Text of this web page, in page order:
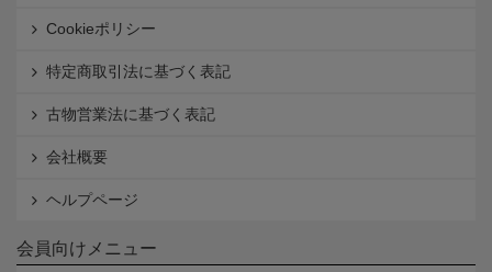
Cookieポリシー
特定商取引法に基づく表記
古物営業法に基づく表記
会社概要
ヘルプページ
会員向けメニュー